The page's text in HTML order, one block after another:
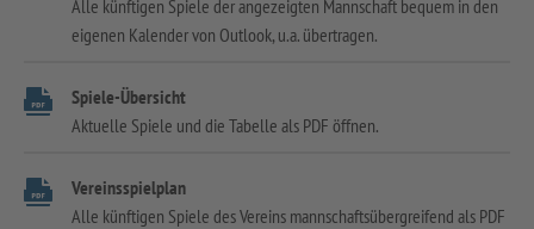
Alle künftigen Spiele der angezeigten Mannschaft bequem in den
eigenen Kalender von Outlook, u.a. übertragen.
Spiele-Übersicht
Aktuelle Spiele und die Tabelle als PDF öffnen.
Vereinsspielplan
Alle künftigen Spiele des Vereins mannschaftsübergreifend als PDF